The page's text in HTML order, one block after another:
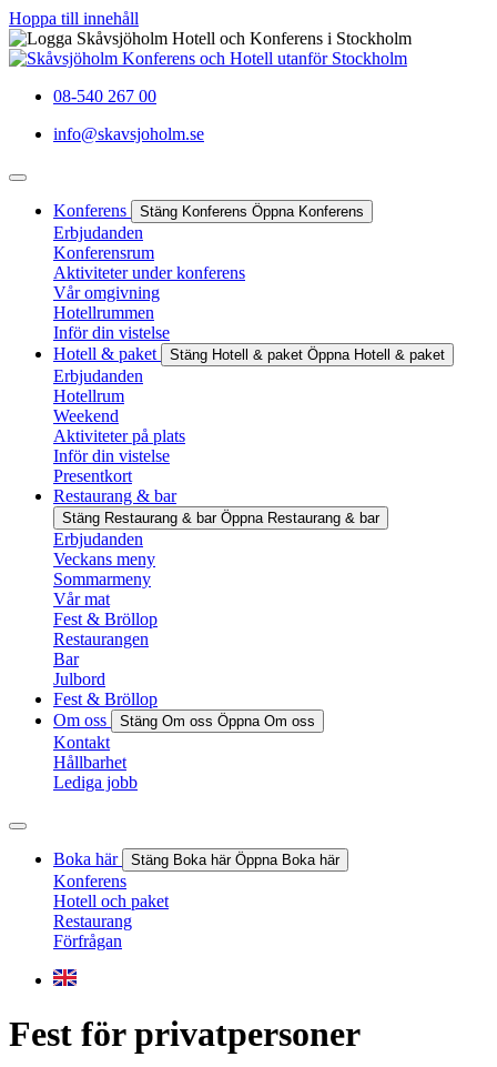
Hoppa till innehåll
08-540 267 00
info@skavsjoholm.se
Konferens Stäng Konferens Öppna Konferens
Erbjudanden
Konferensrum
Aktiviteter under konferens
Vår omgivning
Hotellrummen
Inför din vistelse
Hotell & paket
Stäng Hotell & paket Öppna Hotell & paket
Erbjudanden
Hotellrum
Weekend
Aktiviteter på plats
Inför din vistelse
Presentkort
Restaurang & bar
Stäng Restaurang & bar Öppna Restaurang & bar
Erbjudanden
Veckans meny
Sommarmeny
Vår mat
Fest & Bröllop
Restaurangen
Bar
Julbord
Fest & Bröllop
Om oss
Stäng Om oss Öppna Om oss
Kontakt
Hållbarhet
Lediga jobb
Boka här Stäng Boka här Öppna Boka här
Konferens
Hotell och paket
Restaurang
Förfrågan
Fest för privatpersoner